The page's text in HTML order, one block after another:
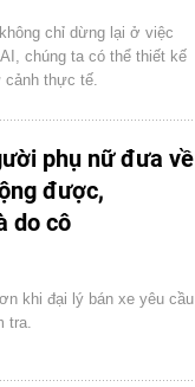
chỉ dừng lại ở việc
chúng ta có thể thiết kế
cảnh thực tế.
phụ nữ đưa về
được,
do cô
khi đại lý bán xe yêu cầu
tra.